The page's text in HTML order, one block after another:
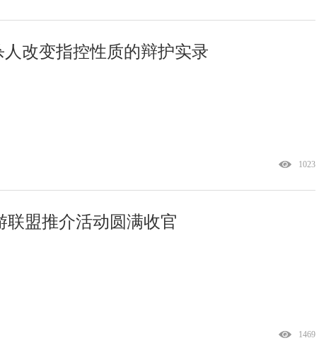
改变指控性质的辩护实录
1023
联盟推介活动圆满收官
1469